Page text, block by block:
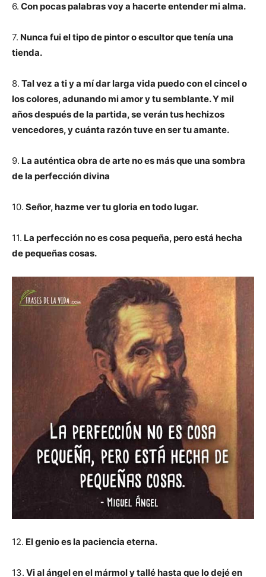
6. Con pocas palabras voy a hacerte entender mi alma.
7. Nunca fui el tipo de pintor o escultor que tenía una
tienda.
8. Tal vez a ti y a mí dar larga vida puedo con el cincel o
los colores, adunando mi amor y tu semblante. Y mil
años después de la partida, se verán tus hechizos
vencedores, y cuánta razón tuve en ser tu amante.
9. La auténtica obra de arte no es más que una sombra
de la perfección divina
10. Señor, hazme ver tu gloria en todo lugar.
11. La perfección no es cosa pequeña, pero está hecha
de pequeñas cosas.
12. El genio es la paciencia eterna.
13. Vi al ángel en el mármol y tallé hasta que lo dejé en